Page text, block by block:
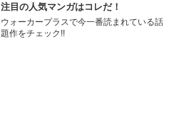
注目の人気マンガはコレだ！
ウォーカープラスで今一番読まれている話
題作をチェック!!